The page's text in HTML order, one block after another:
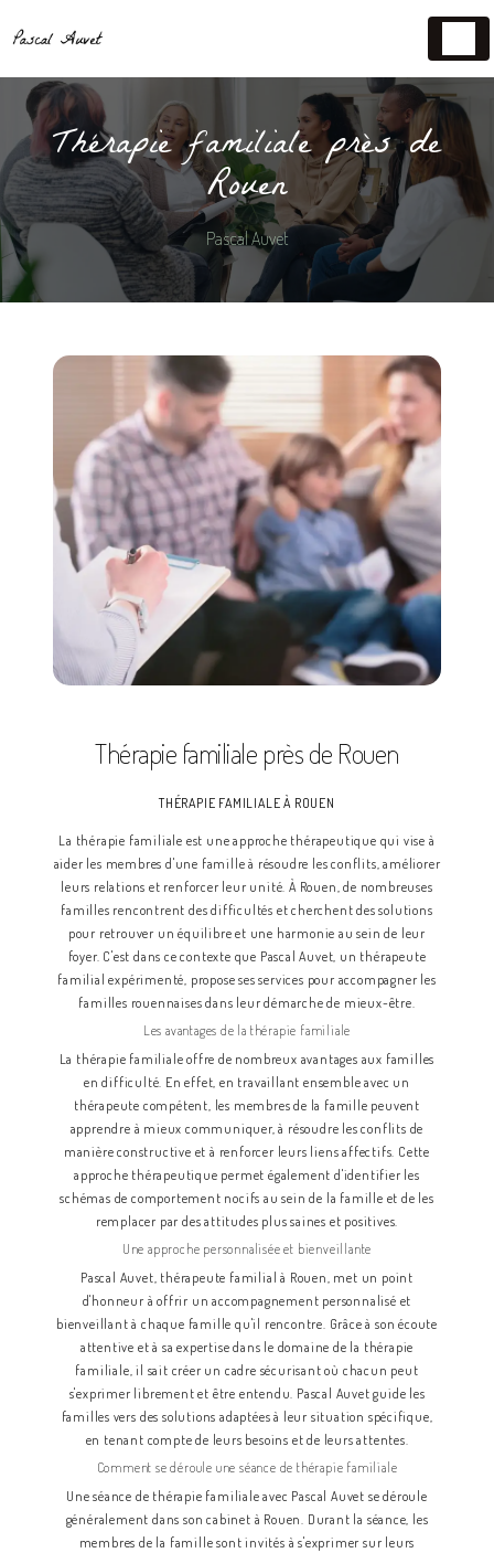
Thérapie familiale près de
Rouen
Pascal Auvet
Thérapie familiale près de Rouen
THÉRAPIE FAMILIALE À ROUEN
La thérapie familiale est une approche thérapeutique qui vise à
aider les membres d'une famille à résoudre les conflits, améliorer
leurs relations et renforcer leur unité. À Rouen, de nombreuses
familles rencontrent des difficultés et cherchent des solutions
pour retrouver un équilibre et une harmonie au sein de leur
foyer. C'est dans ce contexte que Pascal Auvet, un thérapeute
familial expérimenté, propose ses services pour accompagner les
familles rouennaises dans leur démarche de mieux-être.
Les avantages de la thérapie familiale
La thérapie familiale offre de nombreux avantages aux familles
en difficulté. En effet, en travaillant ensemble avec un
thérapeute compétent, les membres de la famille peuvent
apprendre à mieux communiquer, à résoudre les conflits de
manière constructive et à renforcer leurs liens affectifs. Cette
approche thérapeutique permet également d'identifier les
schémas de comportement nocifs au sein de la famille et de les
remplacer par des attitudes plus saines et positives.
Une approche personnalisée et bienveillante
Pascal Auvet, thérapeute familial à Rouen, met un point
d'honneur à offrir un accompagnement personnalisé et
bienveillant à chaque famille qu'il rencontre. Grâce à son écoute
attentive et à sa expertise dans le domaine de la thérapie
familiale, il sait créer un cadre sécurisant où chacun peut
s'exprimer librement et être entendu. Pascal Auvet guide les
familles vers des solutions adaptées à leur situation spécifique,
en tenant compte de leurs besoins et de leurs attentes.
Comment se déroule une séance de thérapie familiale
Une séance de thérapie familiale avec Pascal Auvet se déroule
généralement dans son cabinet à Rouen. Durant la séance, les
membres de la famille sont invités à s'exprimer sur leurs